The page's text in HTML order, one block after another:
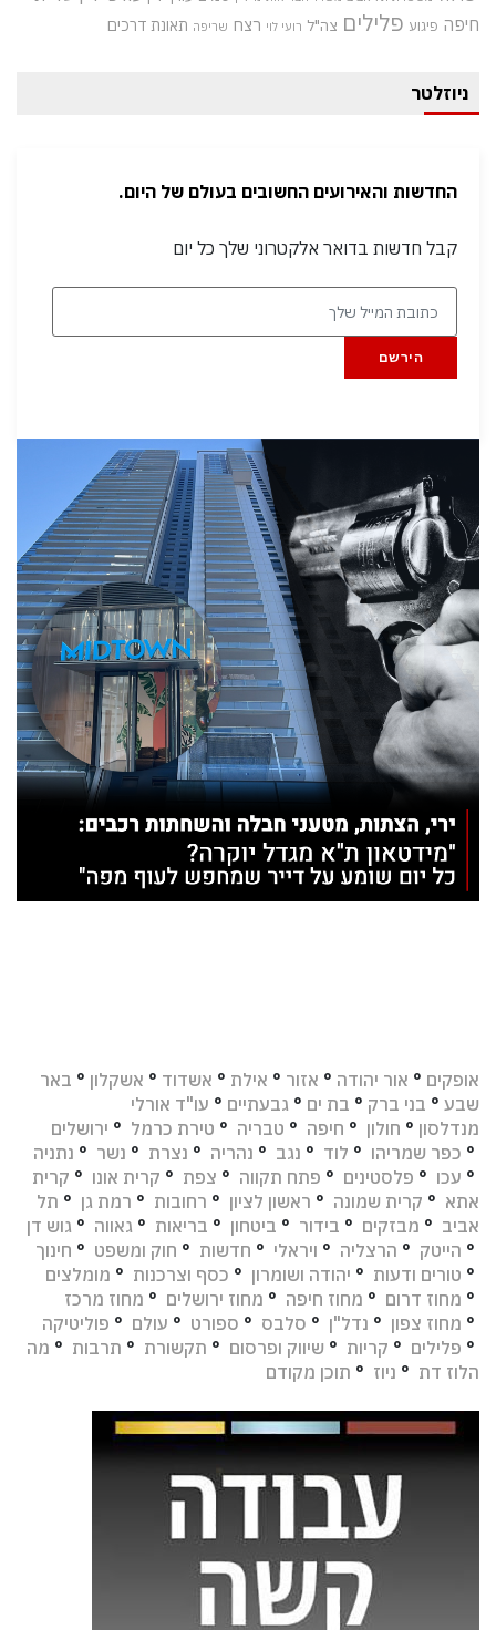
חיפה פיגוע פלילים צה"ל רועי לוי רצח שריפה תאונת דרכים
ניוזלטר
החדשות והאירועים החשובים בעולם של היום.
קבל חדשות בדואר אלקטרוני שלך כל יום
הירשם
אופקים ° אור יהודה ° אזור ° אילת ° אשדוד ° אשקלון ° באר
שבע ° בני ברק ° בת ים ° גבעתיים ° עו"ד אורלי
מנדלסון ° חולון ° חיפה ° טבריה ° טירת כרמל ° ירושלים
° כפר שמריהו ° לוד ° נגב ° נהריה ° נצרת ° נשר ° נתניה
° עכו ° פלסטינים ° פתח תקווה ° צפת ° קרית אונו ° קרית
אתא ° קרית שמונה ° ראשון לציון ° רחובות ° רמת גן ° תל
אביב ° מבזקים ° בידור ° ביטחון ° בריאות ° גאווה ° גוש דן
° הייטק ° הרצליה ° ויראלי ° חדשות ° חוק ומשפט ° חינוך
° טורים ודעות ° יהודה ושומרון ° כסף וצרכנות ° מומלצים
° מחוז דרום ° מחוז חיפה ° מחוז ירושלים ° מחוז מרכז
° מחוז צפון ° נדל"ן ° סלבס ° ספורט ° עולם ° פוליטיקה
° פלילים ° קריות ° שיווק ופרסום ° תקשורת ° תרבות ° מה
הלוז דת ° ניוז ° תוכן מקודם